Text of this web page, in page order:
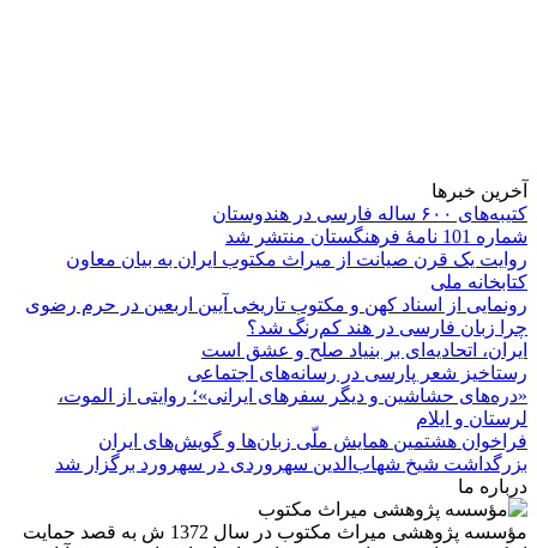
آخرین خبرها
کتیبه‌های ۶۰۰ ساله فارسی در هندوستان
شماره 101 نامۀ فرهنگستان منتشر شد
روایت یک قرن صیانت از میراث مکتوب ایران به بیان معاون
کتابخانه ملی
رونمایی از اسناد کهن و مکتوب تاریخی آیین اربعین در حرم رضوی
چرا زبان فارسی در هند کم‌رنگ شد؟
ایران، اتحادیه‌ای بر بنیاد صلح و عشق است
رستاخیز شعر پارسی در رسانه‌های اجتماعی
«دره‌های حشاشین و دیگر سفرهای ایرانی»؛ روایتی از الموت،
لرستان و ایلام
فراخوان هشتمین همایش ملّی زبان‌ها و گویش‌های ایران
بزرگداشت شیخ شهاب‌الدین سهروردی در سهرورد برگزار شد
درباره ما
مؤسسه پژوهشی میراث مكتوب در سال 1372 ش به قصد حمایت